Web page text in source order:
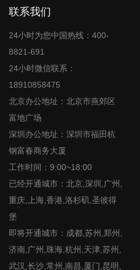
联系我们
24小时为您中国热线：400-
8821-691
24小时微信联系：
18910858475
北京办公地址：北京市燕郊区
富地广场
深圳办公地址：深圳市福田杭
钢富春商务大厦
工作时间：9:00~18:00
已经开通城市：北京,深圳,广州,
重庆,上海,香港,洛杉矶,圣彼得
堡
即将开通城市：成都,苏州,郑州,
济南,广州,珠海,杭州,天津,苏州,
武汉,长沙,常州,南昌,厦门,昆明,